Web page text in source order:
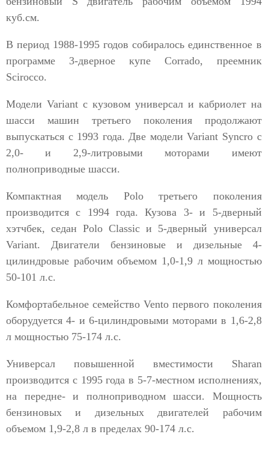
куб.см.
В период 1988-1995 годов собиралось единственное в
программе 3-дверное купе Corrado, преемник
Scirocco.
Модели Variant с кузовом универсал и кабриолет на
шасси машин третьего поколения продолжают
выпускаться с 1993 года. Две модели Variant Syncro с
2,0- и 2,9-литровыми моторами имеют
полноприводные шасси.
Компактная модель Polo третьего поколения
производится с 1994 года. Кузова 3- и 5-дверный
хэтчбек, седан Polo Classic и 5-дверный универсал
Variant. Двигатели бензиновые и дизельные 4-
цилиндровые рабочим объемом 1,0-1,9 л мощностью
50-101 л.с.
Комфортабельное семейство Vento первого поколения
оборудуется 4- и 6-цилиндровыми моторами в 1,6-2,8
л мощностью 75-174 л.с.
Универсал повышенной вместимости Sharan
производится с 1995 года в 5-7-местном исполнениях,
на передне- и полноприводном шасси. Мощность
бензиновых и дизельных двигателей рабочим
объемом 1,9-2,8 л в пределах 90-174 л.с.